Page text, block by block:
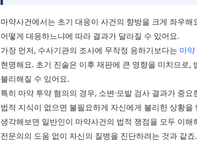
마약사건에서는 초기 대응이 사건의 향방을 크게 좌우
어떻게 대응하느냐에 따라 결과가 달라질 수 있어요.
가장 먼저, 수사기관의 조사에 무작정 응하기보다는 마
현명해요. 초기 진술은 이후 재판에 큰 영향을 미치므로,
불리해질 수 있어요.
특히 마약 투약 혐의의 경우, 소변·모발 검사 결과가 중
법적 지식이 없으면 불필요하게 자신에게 불리한 상황을
생각해보면 일반인이 마약사건의 법적 쟁점을 모두 이
전문의의 도움 없이 자신의 질병을 진단하려는 것과 같죠.